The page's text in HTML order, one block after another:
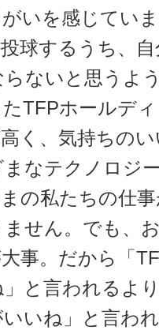
いを感じてい
球するうち、
ないと思うよ
TFPホールデ
く、気持ちの
なテクノロジ
の私たちの仕
せん。でも、
事。だから「
と言われるよ
いね」と言わ